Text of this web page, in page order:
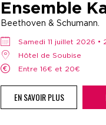
Ensemble
Beethoven & Schumann.
samedi 11 juillet 2026 •
Hôtel de Soubise
Entre 16€ et 20€
EN SAVOIR PLUS